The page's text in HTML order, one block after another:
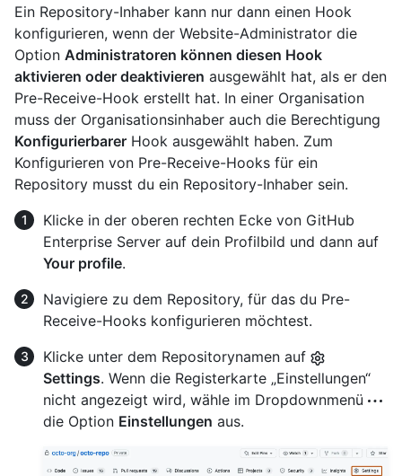
Ein Repository-Inhaber kann nur dann einen Hook
konfigurieren, wenn der Website-Administrator die
Option Administratoren können diesen Hook
aktivieren oder deaktivieren ausgewählt hat, als er den
Pre-Receive-Hook erstellt hat. In einer Organisation
muss der Organisationsinhaber auch die Berechtigung
Konfigurierbarer Hook ausgewählt haben. Zum
Konfigurieren von Pre-Receive-Hooks für ein
Repository musst du ein Repository-Inhaber sein.
Klicke in der oberen rechten Ecke von GitHub
Enterprise Server auf dein Profilbild und dann auf
Your profile.
Navigiere zu dem Repository, für das du Pre-
Receive-Hooks konfigurieren möchtest.
Klicke unter dem Repositorynamen auf
Settings. Wenn die Registerkarte „Einstellungen“
nicht angezeigt wird, wähle im Dropdownmenü
die Option Einstellungen aus.